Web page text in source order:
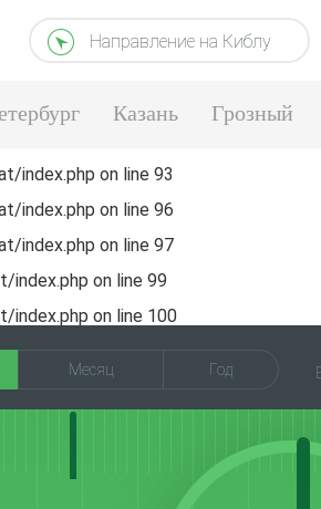
Направление на Киблу
Казань Грозный
index.php on line 93
index.php on line 96
index.php on line 97
index.php on line 99
index.php on line 100
Месяц Год